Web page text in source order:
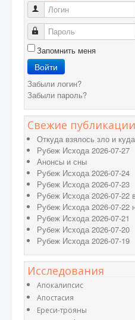
Логин
Пароль
Запомнить меня
Войти
Забыли логин?
Забыли пароль?
Свежие публикации
Откуда взялось зло и
Рубеж Исхода 2026-07-27
Анонсы и сны
Рубеж Исхода 2026-07-24
Рубеж Исхода 2026-07-23
Рубеж Исхода 2026-07-22
Рубеж Исхода 2026-07-22
Рубеж Исхода 2026-07-21
Рубеж Исхода 2026-07-20
Рубеж Исхода 2026-07-19
Исследования
Апокалипсис
Апостасия
Ереси-трояны